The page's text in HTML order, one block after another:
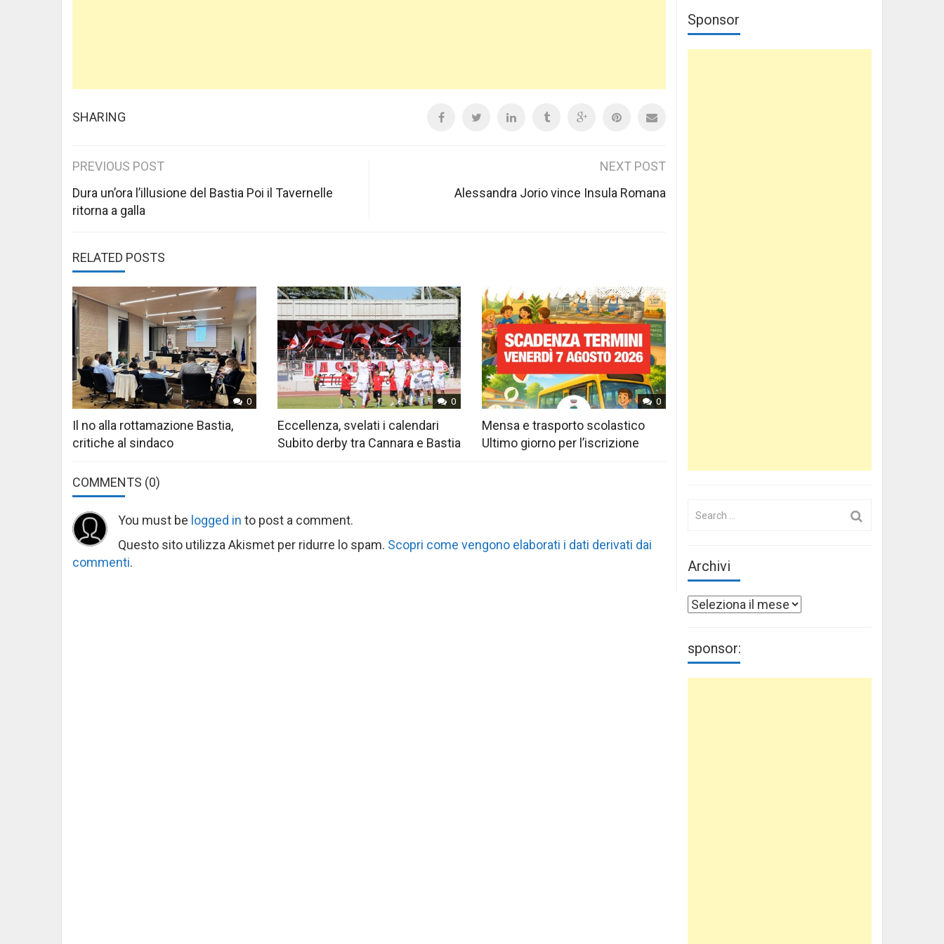
SHARING
Post
navigation
PREVIOUS POST
Dura un’ora l’illusione del Bastia Poi il Tavernelle
ritorna a galla
NEXT POST
Alessandra Jorio vince Insula Romana
RELATED POSTS
0
Il no alla rottamazione Bastia,
critiche al sindaco
0
Eccellenza, svelati i calendari
Subito derby tra Cannara e Bastia
0
Mensa e trasporto scolastico
Ultimo giorno per l’iscrizione
COMMENTS (0)
You must be logged in to post a comment.
Questo sito utilizza Akismet per ridurre lo spam. Scopri come vengono elaborati i dati derivati dai
commenti.
Sponsor
Archivi
Archivi
sponsor: